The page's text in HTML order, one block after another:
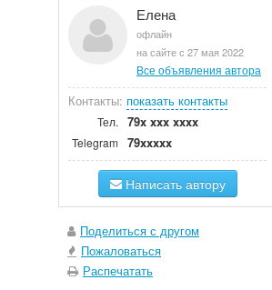
Елена
офлайн
на сайте с 27 мая 2022
Все объявления автора
Контакты: показать контакты
Тел. 79x xxx xxxx
Telegram 79xxxxx
Написать автору
Поделиться с другом
Пожаловаться
Распечатать